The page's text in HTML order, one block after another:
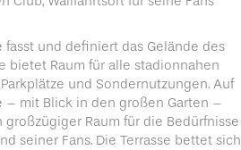
fasst und definiert das Gelände des
bietet Raum für alle stadionnahen
und Sondernutzungen. Auf
– mit Blick in den großen Garten –
Raum für die Bedürfnisse
seiner Fans. Die Terrasse bettet sich